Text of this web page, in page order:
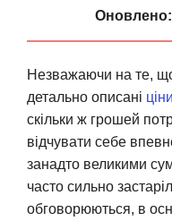
Оновлено:
Незважаючи на те,
детально описані
скільки ж грошей
відчувати себе
занадто великими
часто сильно
обговорюються, в